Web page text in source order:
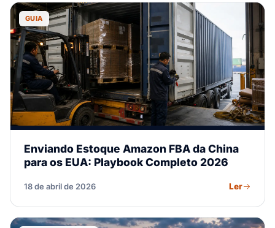
GUIA
Enviando Estoque Amazon FBA da China
para os EUA: Playbook Completo 2026
18 de abril de 2026 Ler